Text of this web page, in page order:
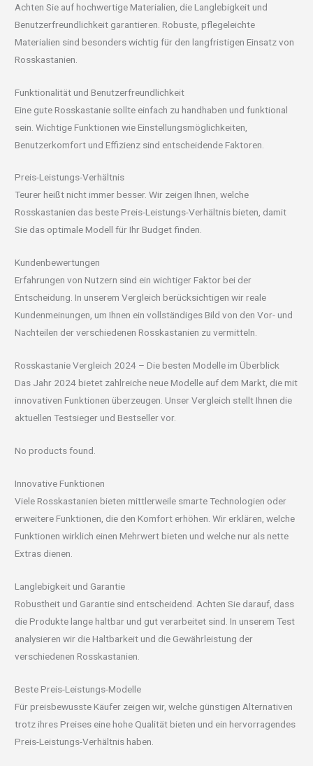
Achten Sie auf hochwertige Materialien, die Langlebigkeit und
Benutzerfreundlichkeit garantieren. Robuste, pflegeleichte
Materialien sind besonders wichtig für den langfristigen Einsatz von
Rosskastanien.
Funktionalität und Benutzerfreundlichkeit
Eine gute Rosskastanie sollte einfach zu handhaben und funktional
sein. Wichtige Funktionen wie Einstellungsmöglichkeiten,
Benutzerkomfort und Effizienz sind entscheidende Faktoren.
Preis-Leistungs-Verhältnis
Teurer heißt nicht immer besser. Wir zeigen Ihnen, welche
Rosskastanien das beste Preis-Leistungs-Verhältnis bieten, damit
Sie das optimale Modell für Ihr Budget finden.
Kundenbewertungen
Erfahrungen von Nutzern sind ein wichtiger Faktor bei der
Entscheidung. In unserem Vergleich berücksichtigen wir reale
Kundenmeinungen, um Ihnen ein vollständiges Bild von den Vor- und
Nachteilen der verschiedenen Rosskastanien zu vermitteln.
Rosskastanie Vergleich 2024 – Die besten Modelle im Überblick
Das Jahr 2024 bietet zahlreiche neue Modelle auf dem Markt, die mit
innovativen Funktionen überzeugen. Unser Vergleich stellt Ihnen die
aktuellen Testsieger und Bestseller vor.
No products found.
Innovative Funktionen
Viele Rosskastanien bieten mittlerweile smarte Technologien oder
erweitere Funktionen, die den Komfort erhöhen. Wir erklären, welche
Funktionen wirklich einen Mehrwert bieten und welche nur als nette
Extras dienen.
Langlebigkeit und Garantie
Robustheit und Garantie sind entscheidend. Achten Sie darauf, dass
die Produkte lange haltbar und gut verarbeitet sind. In unserem Test
analysieren wir die Haltbarkeit und die Gewährleistung der
verschiedenen Rosskastanien.
Beste Preis-Leistungs-Modelle
Für preisbewusste Käufer zeigen wir, welche günstigen Alternativen
trotz ihres Preises eine hohe Qualität bieten und ein hervorragendes
Preis-Leistungs-Verhältnis haben.